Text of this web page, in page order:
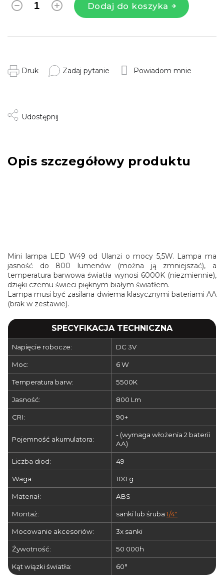
Dodaj do koszyka
Druk Zadaj pytanie Powiadom mnie
Udostępnij
Opis szczegółowy produktu
Mini lampa LED W49 od Ulanzi o mocy 5,5W. Lampa ma
jasność do 800 lumenów (można ją zmniejszać), a
temperatura barwowa światła wynosi 6000K (niezmiennie),
dzięki czemu świeci pięknym białym światłem.
Lampa musi być zasilana dwiema klasycznymi bateriami AA
(brak w zestawie).
SPECYFIKACJA TECHNICZNA
Napięcie robocze: DC 3V
Moc: 6 W
Temperatura barw: 5500K
Jasność: 800 Lm
CRI: 90+
Pojemność akumulatora:
- (wymaga włożenia 2 baterii
AA)
Liczba diod: 49
Waga: 100 g
Materiał: ABS
Montaż: sanki lub śruba1/4"
Mocowanie akcesoriów: 3x sanki
Żywotność: 50 000h
Kąt wiązki światła: 60°